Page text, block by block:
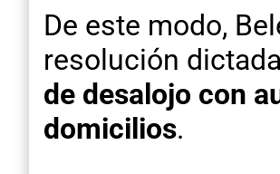
De este modo,
resolución
de desalojo con
domicilios.